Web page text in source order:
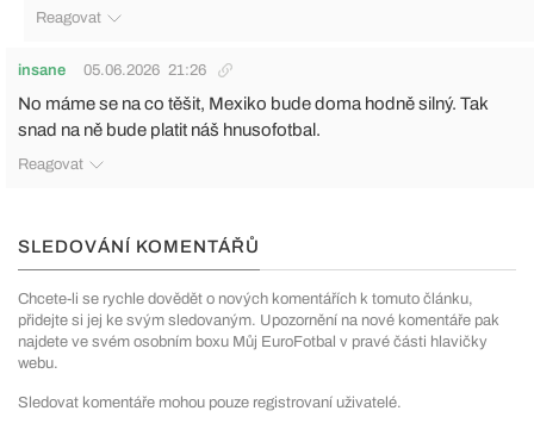
Reagovat
insane 05.06.2026 21:26
No máme se na co těšit, Mexiko bude doma hodně silný. Tak
snad na ně bude platit náš hnusofotbal.
Reagovat
SLEDOVÁNÍ KOMENTÁŘŮ
Chcete-li se rychle dovědět o nových komentářích k tomuto článku,
přidejte si jej ke svým sledovaným. Upozornění na nové komentáře pak
najdete ve svém osobním boxu Můj EuroFotbal v pravé části hlavičky
webu.
Sledovat komentáře mohou pouze registrovaní uživatelé.